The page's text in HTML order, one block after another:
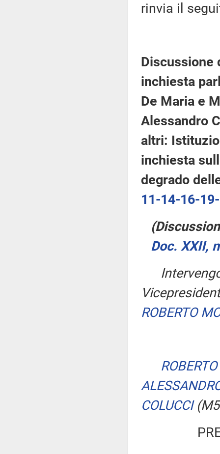
rinvia il
Discussione
inchiesta
De Maria e
Alessandro
altri:
inchiesta
degrado
11-14-16-
Doc. XXII,
ROBERTO
COLUCCI